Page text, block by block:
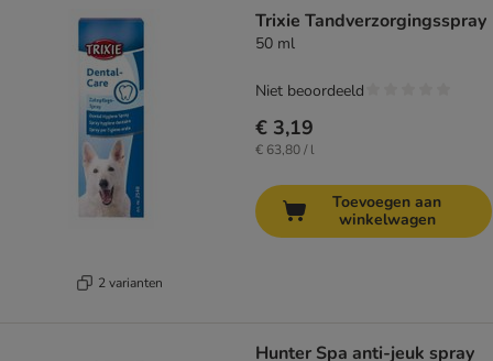
2 varianten
Trixie Tandverzorgingsspray
50 ml
€ 3,19
€ 63,80 / l
Niet beoordeeld
Toevoegen aan
winkelwagen
Hunter Spa anti-jeuk spray